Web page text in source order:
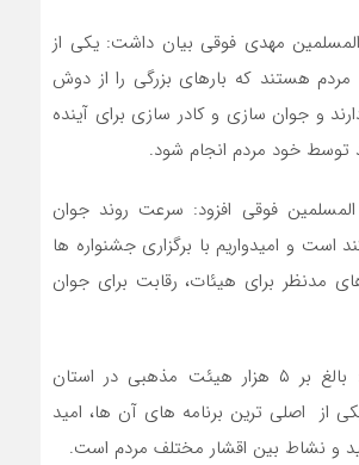
مهدی فوقی بیان داشت: یکی از
مردم هستند که بارهای بزرگی را از دوش
و جوان سازی و کادر سازی برای آینده
توسط خود مردم انجام شود.
فوقی افزود: سرعت روند جوان
است و امیدواریم با برگزاری جشنواره ها
مدنظر برای هیئات، رقابت برای جوان
وی اظهار داشت: بالغ بر ۵ هزار هیئت مذهبی در استان
از اصلی ترین برنامه های آن ها، امید
و نشاط بین اقشار مختلف مردم است.